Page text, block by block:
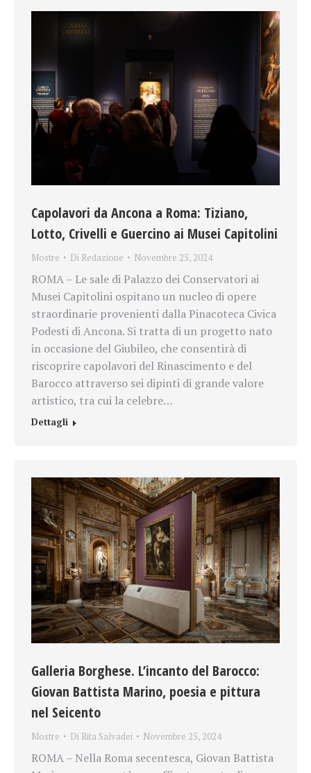
Capolavori da Ancona a Roma: Tiziano,
Lotto, Crivelli e Guercino ai Musei Capitolini
Mostre Di Redazione Novembre 25, 2024
ROMA – Le sale di Palazzo dei Conservatori ai
Musei Capitolini ospitano un nucleo di opere
straordinarie provenienti dalla Pinacoteca Civica
Podesti di Ancona. Si tratta di un progetto nato
in occasione del Giubileo, che consentirà di
riscoprire capolavori del Rinascimento e del
Barocco attraverso sei dipinti di grande valore
artistico, tra cui la celebre…
Dettagli
Galleria Borghese. L’incanto del Barocco:
Giovan Battista Marino, poesia e pittura
nel Seicento
Mostre Di Rita Salvadei Novembre 25, 2024
ROMA – Nella Roma secentesca, Giovan Battista